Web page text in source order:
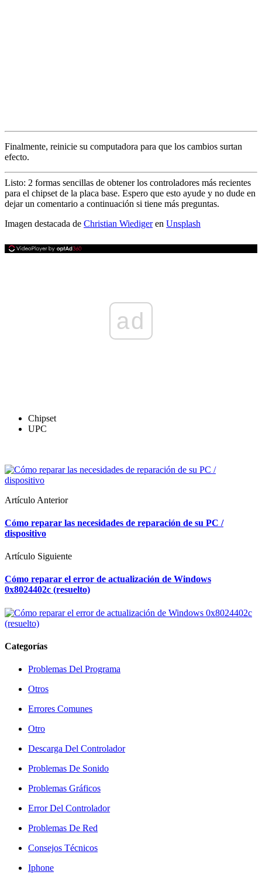
Finalmente, reinicie su computadora para que los cambios surtan
efecto.
Listo: 2 formas sencillas de obtener los controladores más recientes
para el chipset de la placa base. Espero que esto ayude y no dude en
dejar un comentario a continuación si tiene más preguntas.
Imagen destacada de Christian Wiedigeren Unsplash
ad
Chipset
UPC
Artículo Anterior
Cómo reparar las necesidades de reparación de su PC /
dispositivo
Artículo Siguiente
Cómo reparar el error de actualización de Windows
0x8024402c (resuelto)
Categorías
Problemas Del Programa
Otros
Errores Comunes
Otro
Descarga Del Controlador
Problemas De Sonido
Problemas Gráficos
Error Del Controlador
Problemas De Red
Consejos Técnicos
Iphone